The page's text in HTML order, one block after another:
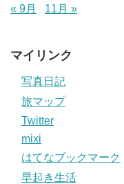
« 9月
11月 »
マイリンク
写真日記
旅マップ
Twitter
mixi
はてなブックマーク
早起き生活